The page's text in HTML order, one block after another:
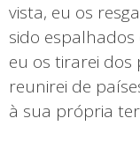
vista, eu os
sido
eu os tirarei dos
reunirei de
à sua própria